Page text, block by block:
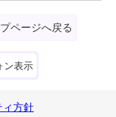
プページへ戻る
ン表示
ィ方針